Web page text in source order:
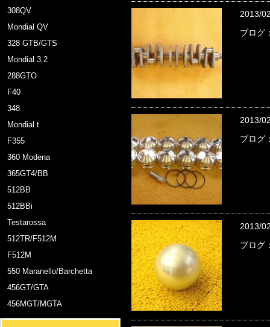
308QV
Mondial QV
328 GTB/GTS
Mondial 3.2
288GTO
F40
348
Mondial t
F355
360 Modena
365GT4/BB
512BB
512BBi
Testarossa
512TR/F512M
F512M
550 Maranello/Barchetta
456GT/GTA
456MGT/MGTA
2013/
ブログ
2013/
ブログ
2013/
ブログ